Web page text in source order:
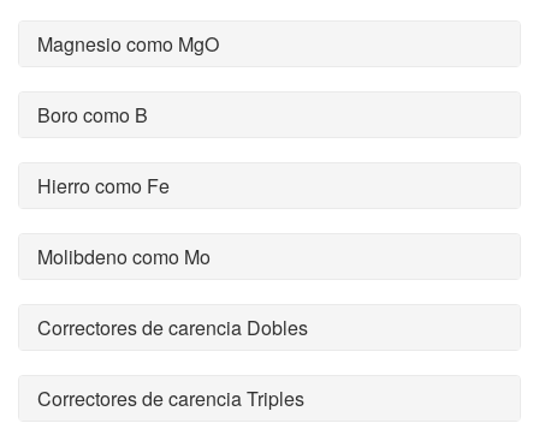
Magnesio como MgO
Boro como B
Hierro como Fe
Molibdeno como Mo
Correctores de carencia Dobles
Correctores de carencia Triples